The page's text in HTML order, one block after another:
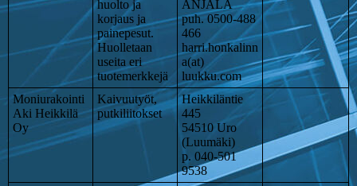
huolto ja
korjaus ja
painepesut.
Huolletaan
useita eri
tuotemerkkejä
ANJALA
puh. 0500-488
466
harri.honkalinn
a(at)
luukku.com
Moniurakointi
Aki Heikkilä
Oy
Kaivuutyöt,
putkiliitokset
Heikkiläntie
445
54510 Uro
(Luumäki)
p. 040-501
9538